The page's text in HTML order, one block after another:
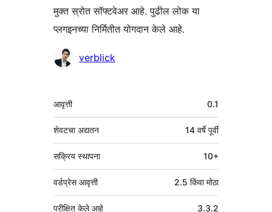
मुक्त स्रोत सॉफ्टवेअर आहे. पुढील लोक या
प्लगइनच्या निर्मितीत योगदान केले आहे.
योगदानकर्तेverblick
मेटा
आवृत्ती 0.1
शेवटचा अद्यतन 14 वर्षेपूर्वी
सक्रिय स्थापना 10+
वर्डप्रेस आवृत्ती 2.5 किंवा मोठा
परीक्षित केले आहे 3.3.2